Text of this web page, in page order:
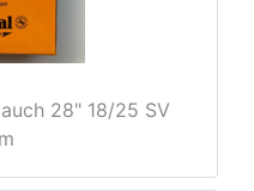
28" 18/25 SV